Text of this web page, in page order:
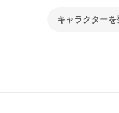
キャラクターを